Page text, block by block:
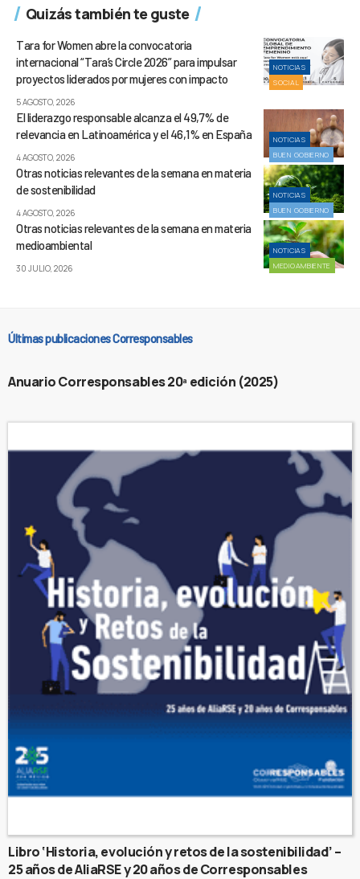
Quizás también te guste
NOTICIAS
SOCIAL
Tara for Women abre la convocatoria
internacional “Tara’s Circle 2026” para impulsar
proyectos liderados por mujeres con impacto
5 AGOSTO, 2026
NOTICIAS
BUEN GOBIERNO
El liderazgo responsable alcanza el 49,7% de
relevancia en Latinoamérica y el 46,1% en España
4 AGOSTO, 2026
NOTICIAS
BUEN GOBIERNO
Otras noticias relevantes de la semana en materia
de sostenibilidad
4 AGOSTO, 2026
NOTICIAS
MEDIOAMBIENTE
Otras noticias relevantes de la semana en materia
medioambiental
30 JULIO, 2026
Últimas publicaciones Corresponsables
Anuario Corresponsables 20ª edición (2025)
Libro ‘Historia, evolución y retos de la sostenibilidad’ –
25 años de AliaRSE y 20 años de Corresponsables